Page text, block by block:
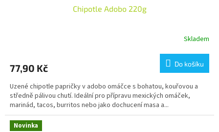
Chipotle Adobo 220g
Skladem
77,90 Kč Do košíku
Uzené chipotle papričky v adobo omáčce s bohatou, kouřovou a
středně pálivou chutí. Ideální pro přípravu mexických omáček,
marinád, tacos, burritos nebo jako dochucení masa a...
Novinka